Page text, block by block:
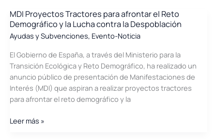
2021
de
Competitividad
y
MDI Proyectos Tractores para afrontar el Reto
Demográfico y la Lucha contra la Despoblación
Ayudas y Subvenciones, Evento-Noticia
El Gobierno de España, a través del Ministerio para la
Transición Ecológica y Reto Demográfico, ha realizado un
anuncio público de presentación de Manifestaciones de
Interés (MDI) que aspiran a realizar proyectos tractores
para afrontar el reto demográfico y la
MDI
Leer más »